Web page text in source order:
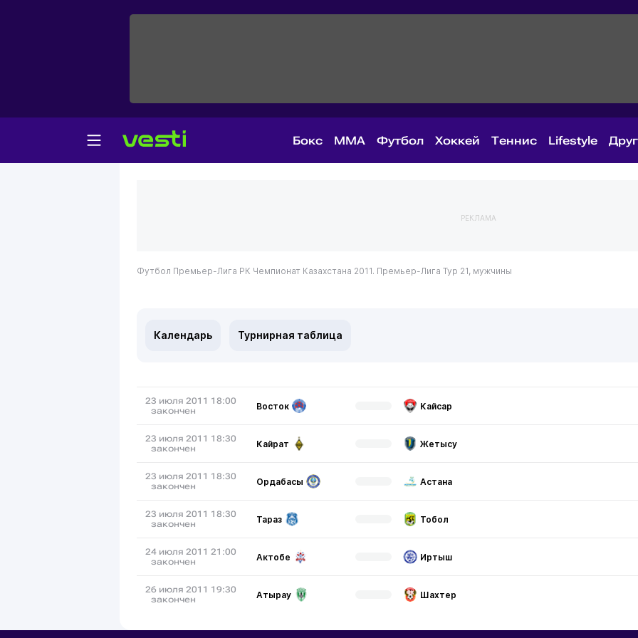
Бокс MMA Футбол Хоккей Теннис Lifestyle
РЕКЛАМА
Футбол Премьер-Лига РК Чемпионат Казахстана 2011. Премьер-Лига Тур 21, мужчины
Календарь Турнирная таблица
23 июля 2011 18:00
закончен
Восток Кайсар
23 июля 2011 18:30
закончен
Кайрат Жетысу
23 июля 2011 18:30
закончен
Ордабасы Астана
23 июля 2011 18:30
закончен
Тараз Тобол
24 июля 2011 21:00
закончен
Актобе Иртыш
26 июля 2011 19:30
закончен
Атырау Шахтер